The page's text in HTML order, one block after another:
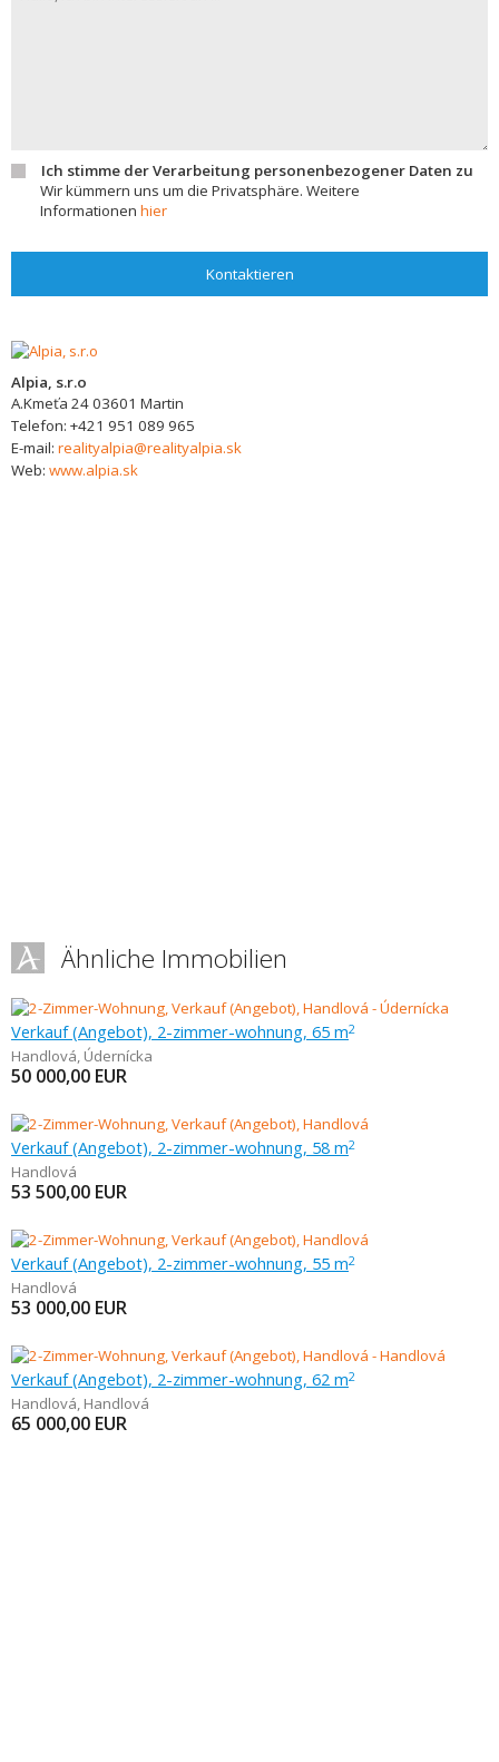
Ich stimme der Verarbeitung personenbezogener Daten zu
Wir kümmern uns um die Privatsphäre. Weitere
Informationen hier
Kontaktieren
Alpia, s.r.o
A.Kmeťa 2403601 Martin
Telefon: +421 951 089 965
E-mail: realityalpia@realityalpia.sk
Web: www.alpia.sk
Ähnliche Immobilien
Verkauf (Angebot), 2-zimmer-wohnung, 65 m2
Handlová, Údernícka
50 000,00 EUR
Verkauf (Angebot), 2-zimmer-wohnung, 58 m2
Handlová
53 500,00 EUR
Verkauf (Angebot), 2-zimmer-wohnung, 55 m2
Handlová
53 000,00 EUR
Verkauf (Angebot), 2-zimmer-wohnung, 62 m2
Handlová, Handlová
65 000,00 EUR